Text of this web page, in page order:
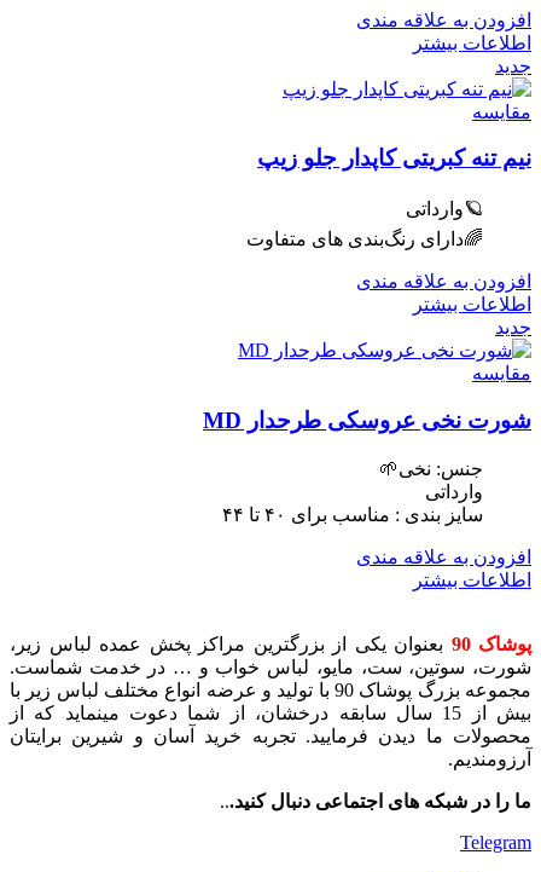
افزودن به علاقه مندی
اطلاعات بیشتر
جدید
مقایسه
نیم تنه کبریتی کاپدار جلو زیپ
🪐وارداتی
🌈دارای رنگ‌بندی های متفاوت
افزودن به علاقه مندی
اطلاعات بیشتر
جدید
مقایسه
شورت نخی عروسکی طرحدار MD
جنس: نخی🌱
وارداتی
سایز بندی : مناسب برای ۴٠ تا ۴۴
افزودن به علاقه مندی
اطلاعات بیشتر
پوشاک 90
بعنوان یکی از بزرگترین مراکز پخش عمده لباس زیر،
شورت، سوتین، ست، مایو، لباس خواب و … در خدمت شماست.
مجموعه بزرگ پوشاک 90 با تولید و عرضه انواع مختلف لباس زیر با
بیش از 15 سال سابقه درخشان، از شما دعوت مینماید که از
محصولات ما دیدن فرمایید. تجربه خرید آسان و شیرین برایتان
آرزومندیم.
ما را در شبکه های اجتماعی دنبال کنید...
Telegram